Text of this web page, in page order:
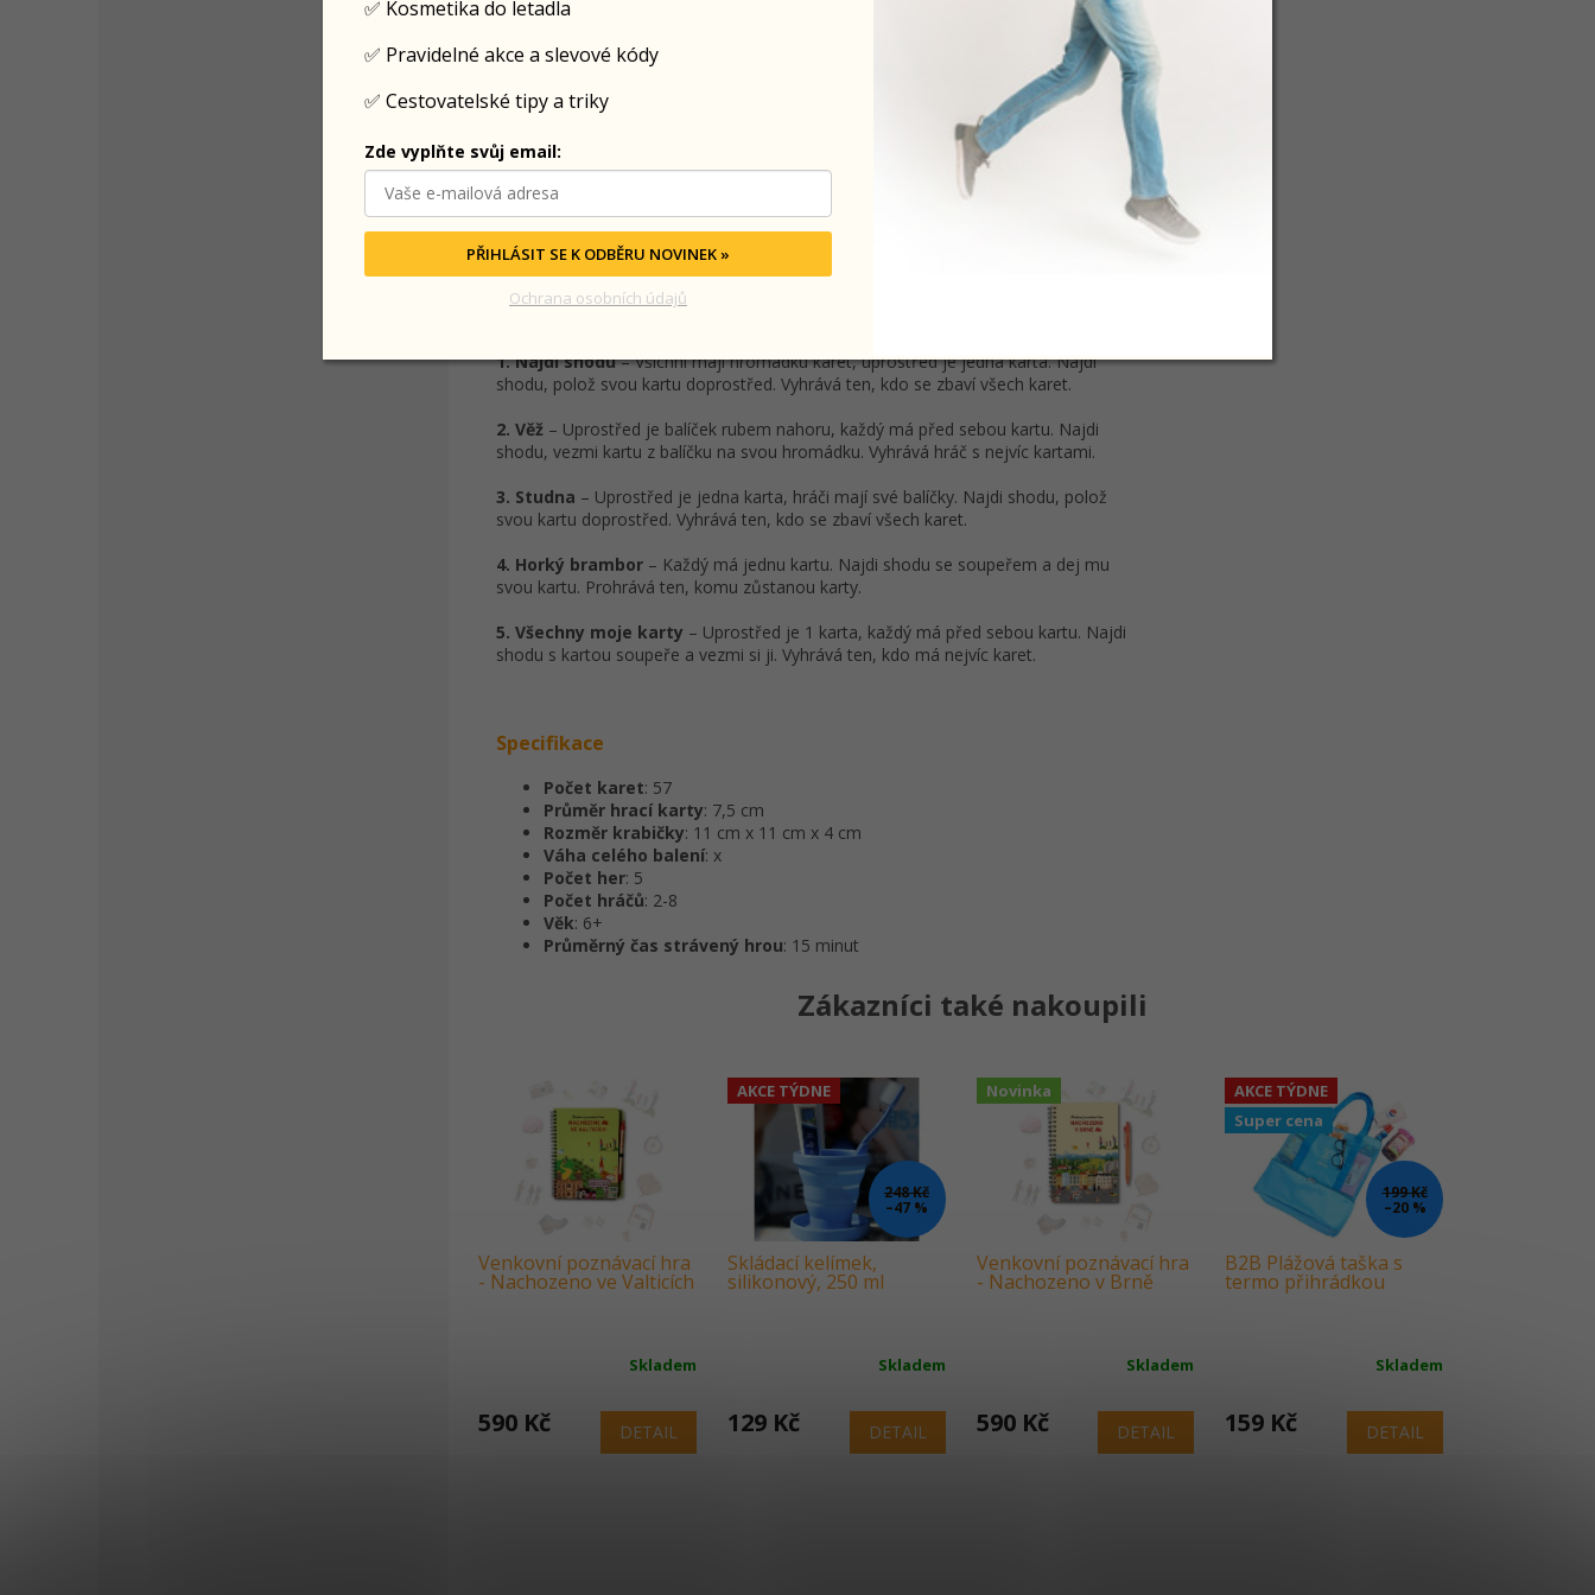
Balíček kulatých karet s obrázky
Praktická krabička na uchování hry
Hra je ideální na cestování, rodinné večery i jako rychlá zábava s přáteli. Díky své
jednoduchosti a napětí se hodí pro děti od 6 let i pro dospělé, kteří mají rádi
1. Najdi shodu– Všichni mají hromádku karet, uprostřed je jedna karta. Najdi
shodu, polož svou kartu doprostřed. Vyhrává ten, kdo se zbaví všech karet.
2. Věž – Uprostřed je balíček rubem nahoru, každý má před sebou kartu. Najdi
shodu, vezmi kartu z balíčku na svou hromádku. Vyhrává hráč s nejvíc kartami.
3. Studna – Uprostřed je jedna karta, hráči mají své balíčky. Najdi shodu, polož
svou kartu doprostřed. Vyhrává ten, kdo se zbaví všech karet.
4. Horký brambor – Každý má jednu kartu. Najdi shodu se soupeřem a dej mu
svou kartu. Prohrává ten, komu zůstanou karty.
5. Všechny moje karty – Uprostřed je 1 karta, každý má před sebou kartu. Najdi
shodu s kartou soupeře a vezmi si ji. Vyhrává ten, kdo má nejvíc karet.
Specifikace
Počet karet: 57
Průměr hrací karty: 7,5 cm
Rozměr krabičky: 11 cm x 11 cm x 4 cm
Váha celého balení: x
Počet her: 5
Počet hráčů: 2-8
Věk: 6+
Průměrný čas strávený hrou: 15 minut
Zákazníci také nakoupili
Venkovní poznávací hra
- Nachozeno ve Valticích
Skladem
590 Kč DETAIL
AKCE TÝDNE
248 Kč
–47 %
Skládací kelímek,
silikonový, 250 ml
Skladem
129 Kč DETAIL
Novinka
Venkovní poznávací hra
- Nachozeno v Brně
Skladem
590 Kč DETAIL
AKCE TÝDNE
Super cena
199 Kč
–20 %
B2B Plážová taška s
termo přihrádkou
Skladem
159 Kč DETAIL
✅ Kosmetika do letadla
✅ Pravidelné akce a slevové kódy
✅ Cestovatelské tipy a triky
Zde vyplňte svůj email:
PŘIHLÁSIT SE K ODBĚRU NOVINEK »
Ochrana osobních údajů